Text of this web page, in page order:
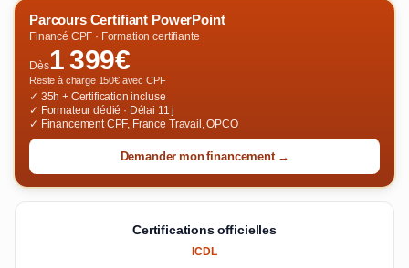
Parcours Certifiant PowerPoint
Financé CPF · Formation certifiante
Dès1 399€
Reste à charge 150€ avec CPF
✓ 35h + Certification incluse
✓ Formateur dédié · Délai 11 j
✓ Financement CPF, France Travail, OPCO
Demander mon financement →
Certifications officielles
ICDL